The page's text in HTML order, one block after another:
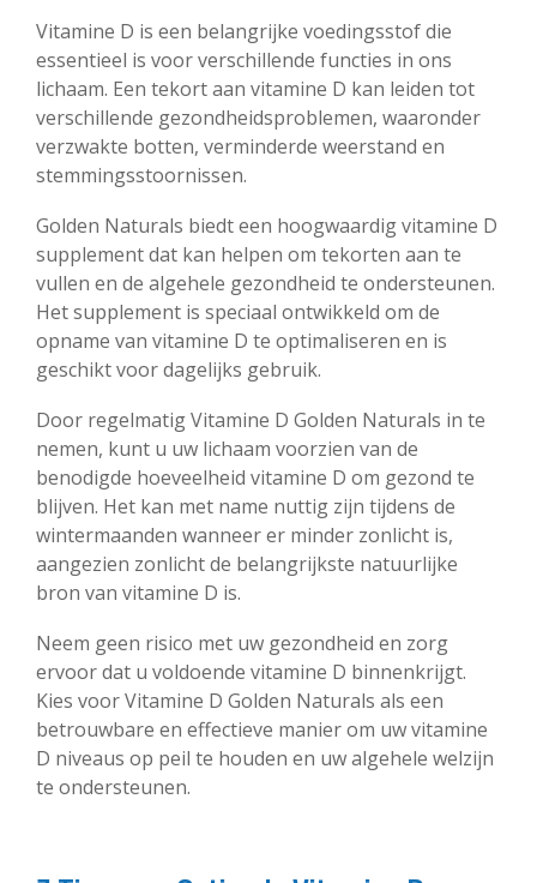
Vitamine D is een belangrijke voedingsstof die
essentieel is voor verschillende functies in ons
lichaam. Een tekort aan vitamine D kan leiden tot
verschillende gezondheidsproblemen, waaronder
verzwakte botten, verminderde weerstand en
stemmingsstoornissen.
Golden Naturals biedt een hoogwaardig vitamine D
supplement dat kan helpen om tekorten aan te
vullen en de algehele gezondheid te ondersteunen.
Het supplement is speciaal ontwikkeld om de
opname van vitamine D te optimaliseren en is
geschikt voor dagelijks gebruik.
Door regelmatig Vitamine D Golden Naturals in te
nemen, kunt u uw lichaam voorzien van de
benodigde hoeveelheid vitamine D om gezond te
blijven. Het kan met name nuttig zijn tijdens de
wintermaanden wanneer er minder zonlicht is,
aangezien zonlicht de belangrijkste natuurlijke
bron van vitamine D is.
Neem geen risico met uw gezondheid en zorg
ervoor dat u voldoende vitamine D binnenkrijgt.
Kies voor Vitamine D Golden Naturals als een
betrouwbare en effectieve manier om uw vitamine
D niveaus op peil te houden en uw algehele welzijn
te ondersteunen.